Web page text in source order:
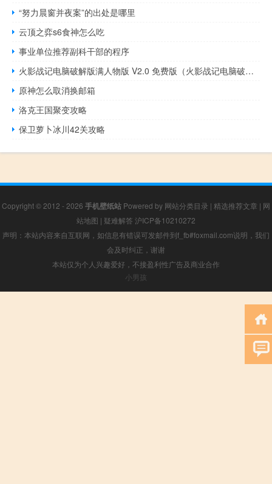
“努力晨窗并夜案”的出处是哪里
云顶之弈s6食神怎么吃
事业单位推荐副科干部的程序
火影战记电脑破解版满人物版 V2.0 免费版（火影战记电脑破解版满人物版 V2.0 免费版功能简介）
原神怎么取消换邮箱
洛克王国聚变攻略
保卫萝卜冰川42关攻略
Copyright © 2012 - 2026 手机壁纸站 Powered by 网站分类目录 | 精选推荐文章 | 网
站地图 | 疑难解答 沪ICP备10210272
声明：本站内容来自互联网，如信息有错误可发邮件到f_fb#foxmail.com说明，我们
会及时纠正，谢谢
本站仅为个人兴趣爱好，不接盈利性广告及商业合作
小男孩